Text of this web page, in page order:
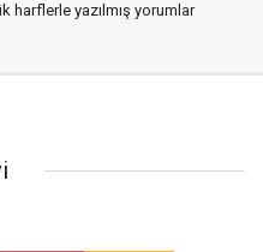
harflerle yazılmış yorumlar